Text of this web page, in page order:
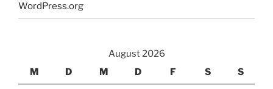
WordPress.org
August 2026
M
D M D F S S